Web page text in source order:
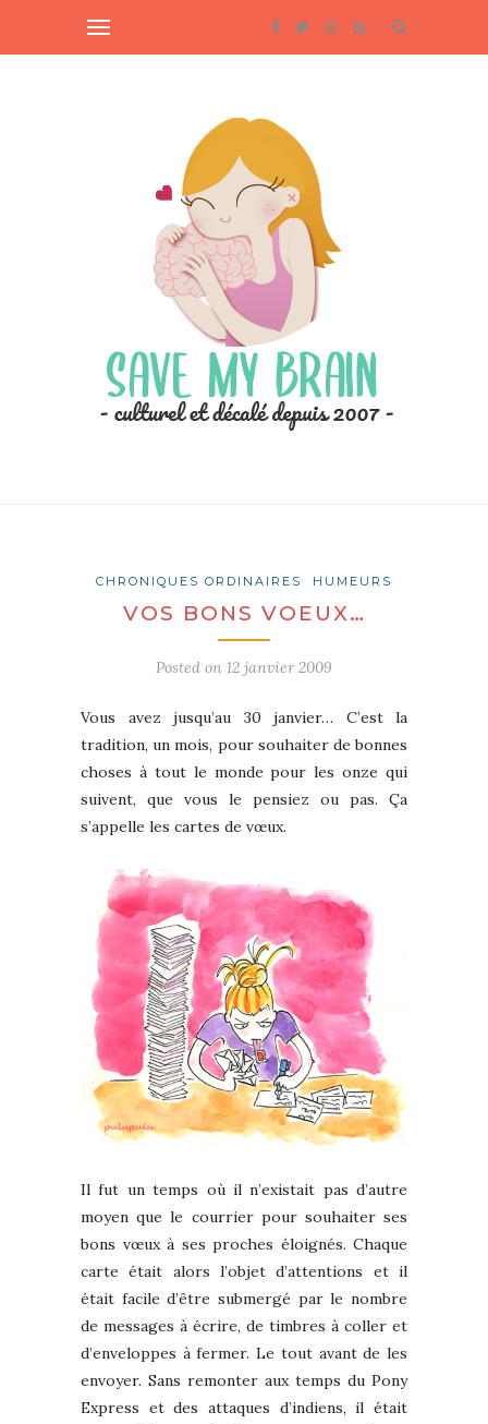
CHRONIQUES ORDINAIRES HUMEURS
VOS BONS VOEUX…
Posted on 12 janvier 2009
Vous avez jusqu’au 30 janvier… C’est la
tradition, un mois, pour souhaiter de bonnes
choses à tout le monde pour les onze qui
suivent, que vous le pensiez ou pas. Ça
s’appelle les cartes de vœux.
Il fut un temps où il n’existait pas d’autre
moyen que le courrier pour souhaiter ses
bons vœux à ses proches éloignés. Chaque
carte était alors l’objet d’attentions et il
était facile d’être submergé par le nombre
de messages à écrire, de timbres à coller et
d’enveloppes à fermer. Le tout avant de les
envoyer. Sans remonter aux temps du Pony
Express et des attaques d’indiens, il était